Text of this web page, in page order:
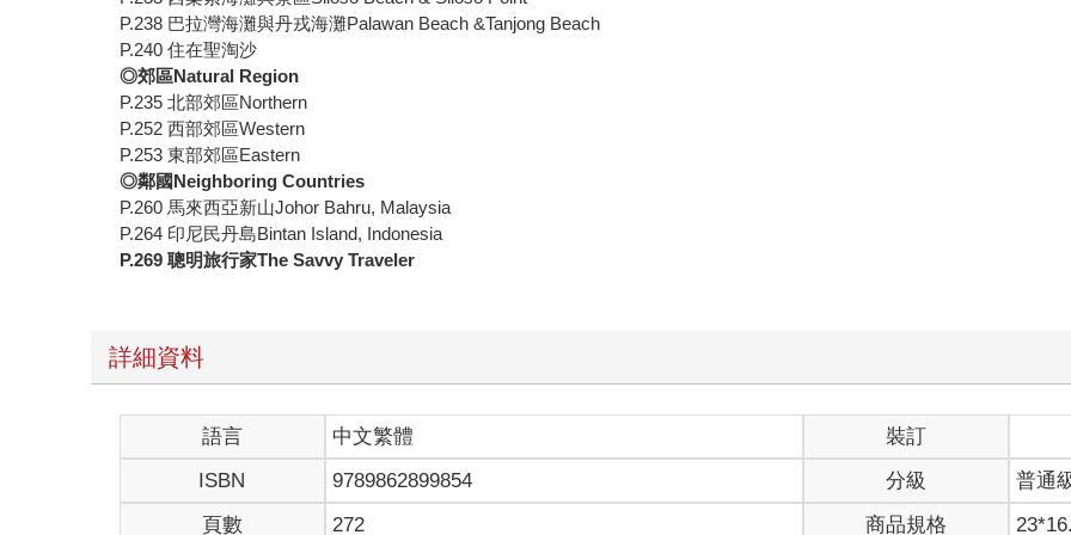
P.238 巴拉灣海灘與丹戎海灘Palawan Beach &Tanjong Beach
P.240 住在聖淘沙
◎郊區Natural Region
P.235 北部郊區Northern
P.252 西部郊區Western
P.253 東部郊區Eastern
◎鄰國Neighboring Countries
P.260 馬來西亞新山Johor Bahru, Malaysia
P.264 印尼民丹島Bintan Island, Indonesia
P.269聰明旅行家The Savvy Traveler
詳細資料
語言 中文繁體
裝訂
ISBN
9789862899854 分級
普通
頁數
272 商品規格